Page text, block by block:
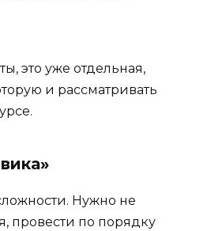
это уже отдельная,
и рассматривать
Нужно не
провести по порядку